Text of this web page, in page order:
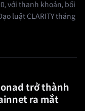
với thanh khoản, bối
luật CLARITY tháng
trở thành
ra mắt